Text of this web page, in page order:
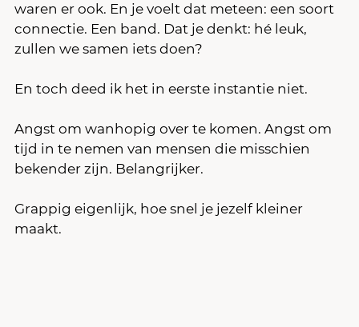
waren er ook. En je voelt dat meteen: een soort
connectie. Een band. Dat je denkt: hé leuk,
zullen we samen iets doen?
En toch deed ik het in eerste instantie niet.
Angst om wanhopig over te komen. Angst om
tijd in te nemen van mensen die misschien
bekender zijn. Belangrijker.
Grappig eigenlijk, hoe snel je jezelf kleiner
maakt.